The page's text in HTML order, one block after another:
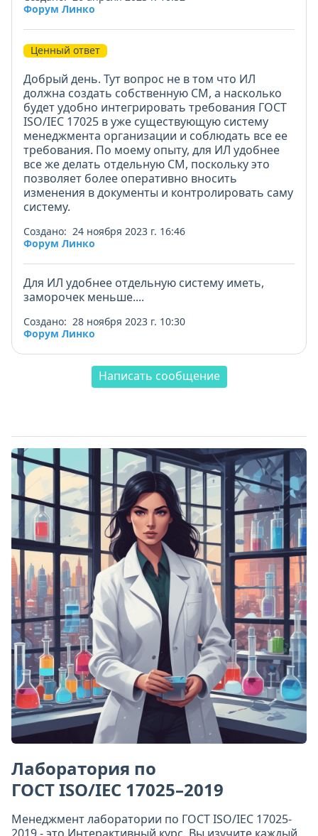
Форум Линко
Ценный ответ
Добрый день. Тут вопрос не в том что ИЛ
должна создать собственную СМ, а насколько
будет удобно интегрировать требования ГОСТ
ISO/IEC 17025 в уже существующую систему
менеджмента организации и соблюдать все ее
требования. По моему опыту, для ИЛ удобнее
все же делать отдельную СМ, поскольку это
позволяет более оперативно вносить
изменения в документы и контролировать саму
систему.
Создано: 24 ноября 2023 г. 16:46
Форум Линко
Для ИЛ удобнее отдельную систему иметь,
заморочек меньше....
Создано: 28 ноября 2023 г. 10:30
Форум Линко
Написать сообщение
Лаборатория по
ГОСТ ISO/IEC 17025–2019
Менеджмент лаборатории по ГОСТ ISO/IEC 17025-